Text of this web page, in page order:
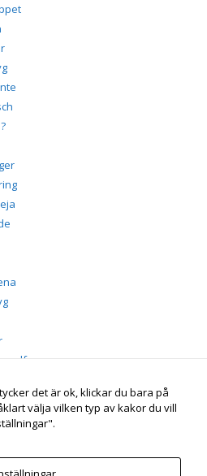
golf
Genuin spansk by på Costa
jorgen_bengtson | Agneta och
det är ok, klickar du bara på
välja vilken typ av kakor du vill